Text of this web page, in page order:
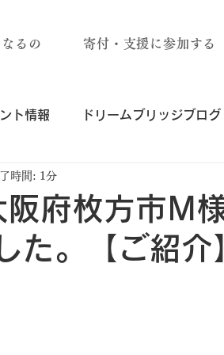
るの 寄付・支援に参加する
ト情報 ドリームブリッジブログ
府枚方市M
た。【ご紹介
時間: 1分